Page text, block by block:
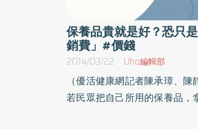
保養品貴就是好？恐只
銷費」#價錢
2014/03/22 Uho編輯部
（優活健康網記者陳承璋、陳
若民眾把自己所用的保養品，